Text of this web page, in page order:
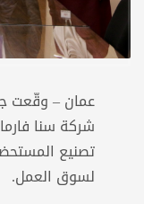
عمان – وقّعت
شركة سنا
تصنيع
لسوق العمل.